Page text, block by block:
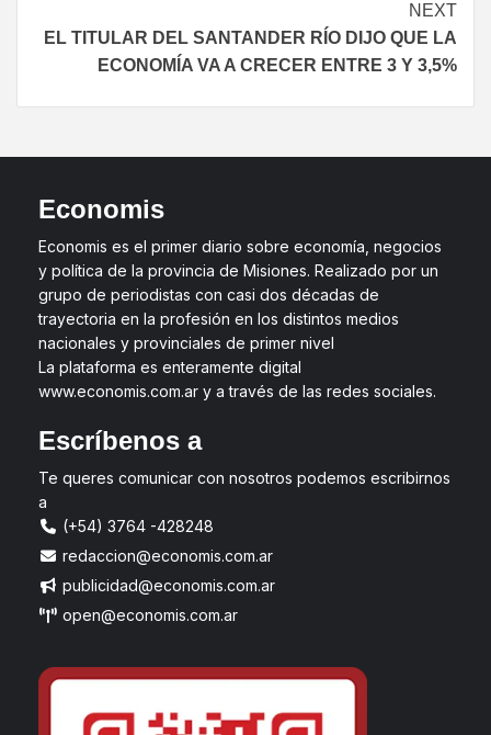
NEXT
EL TITULAR DEL SANTANDER RÍO DIJO QUE LA
ECONOMÍA VA A CRECER ENTRE 3 Y 3,5%
Economis
Economis es el primer diario sobre economía, negocios
y política de la provincia de Misiones. Realizado por un
grupo de periodistas con casi dos décadas de
trayectoria en la profesión en los distintos medios
nacionales y provinciales de primer nivel
La plataforma es enteramente digital
www.economis.com.ar y a través de las redes sociales.
Escríbenos a
Te queres comunicar con nosotros podemos escribirnos
a
(+54) 3764 -428248
redaccion@economis.com.ar
publicidad@economis.com.ar
open@economis.com.ar